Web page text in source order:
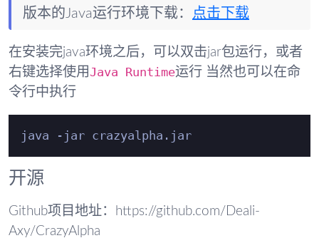
版本的Java运行环境下载： 点击下载
在安装完java环境之后，可以双击jar包运行，或者
右键选择使用 Java Runtime运行 当然也可以在命
令行中执行
java -jar crazyalpha.jar
开源
Github项目地址：https://github.com/Deali-
Axy/CrazyAlpha